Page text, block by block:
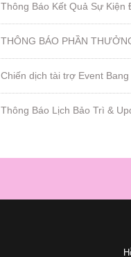
Thông Báo Kết Quả Sự Kiện
THÔNG BÁO PHẦN
Chiến dịch tài trợ Event
Thông Báo Lịch Bảo Trì &